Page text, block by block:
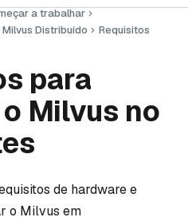
a trabalhar
Distribuído Requisitos
para
Milvus no
de hardware e
o Milvus em